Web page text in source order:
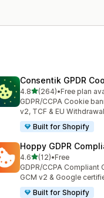
Consentik GPDR
4.8별 5개 중
(264)
총 리뷰 264개
•Free plan
GDPR/CCPA Cookie
v2, TCF & EU
Built for Shopify
Hoppy GDPR
4.6별 5개 중
(12)
총 리뷰 12개
•Free
GDPR/CCPA Compliant
GCM v2 & Google
Built for Shopify